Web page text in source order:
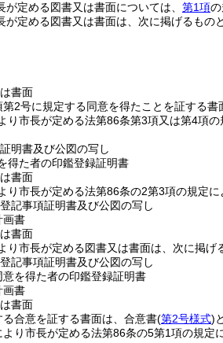
定める図書又は書面については、 第1項の
定める図書又は書面は、次に掲げるものと
書面
2号に規定する同意を得たことを証する書
り市長が定める法第86条第3項又は第4項
明書及び公図の写し
得た者の印鑑登録証明書
書面
市長が定める法第86条の2第3項の規定
記事項証明書及び公図の写し
画書
書面
市長が定める図書又は書面は、次に掲げ
記事項証明書及び公図の写し
を得た者の印鑑登録証明書
画書
書面
合意を証する書面は、合意書(第2号様式)
り市長が定める法第86条の5第1項の規